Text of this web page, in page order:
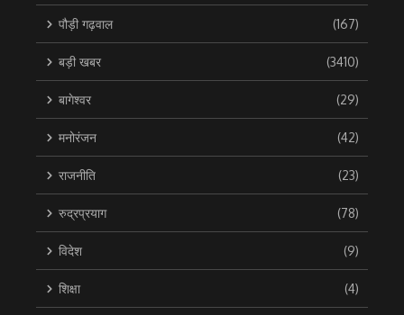
पौड़ी गढ़वाल (167)
बड़ी खबर (3410)
बागेश्वर (29)
मनोरंजन (42)
राजनीति (23)
रुद्रप्रयाग (78)
विदेश (9)
शिक्षा (4)